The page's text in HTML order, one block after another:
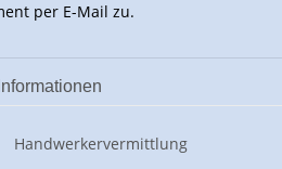
per E-Mail zu.
Informationen
Handwerkervermittlung